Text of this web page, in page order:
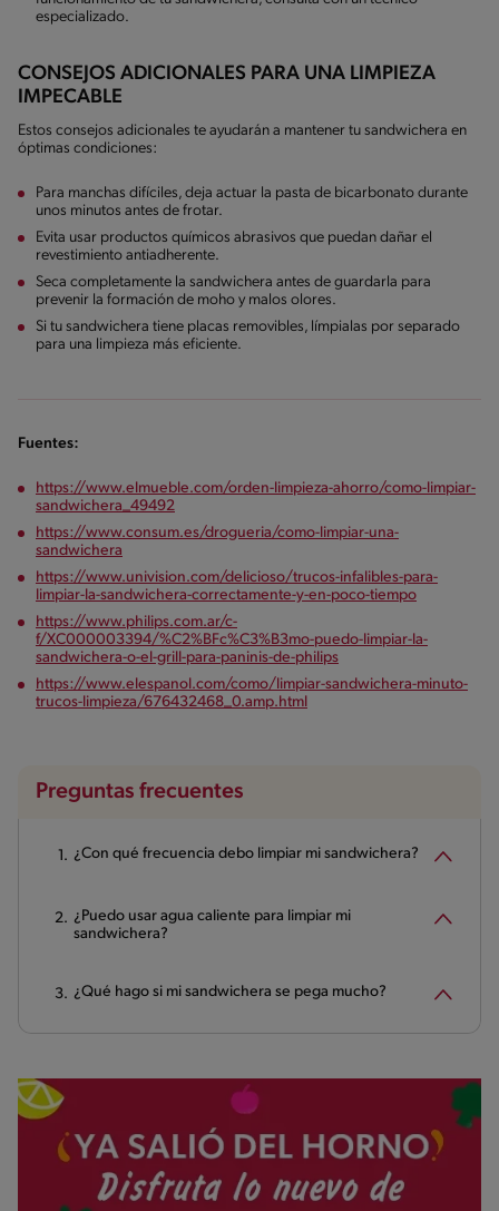
especializado.
CONSEJOS ADICIONALES PARA UNA LIMPIEZA
IMPECABLE
Estos consejos adicionales te ayudarán a mantener tu sandwichera en
óptimas condiciones:
Para manchas difíciles, deja actuar la pasta de bicarbonato durante
unos minutos antes de frotar.
Evita usar productos químicos abrasivos que puedan dañar el
revestimiento antiadherente.
Seca completamente la sandwichera antes de guardarla para
prevenir la formación de moho y malos olores.
Si tu sandwichera tiene placas removibles, límpialas por separado
para una limpieza más eficiente.
Fuentes:
https://www.elmueble.com/orden-limpieza-ahorro/como-limpiar-
sandwichera_49492
https://www.consum.es/drogueria/como-limpiar-una-
sandwichera
https://www.univision.com/delicioso/trucos-infalibles-para-
limpiar-la-sandwichera-correctamente-y-en-poco-tiempo
https://www.philips.com.ar/c-
f/XC000003394/%C2%BFc%C3%B3mo-puedo-limpiar-la-
sandwichera-o-el-grill-para-paninis-de-philips
https://www.elespanol.com/como/limpiar-sandwichera-minuto-
trucos-limpieza/676432468_0.amp.html
Preguntas frecuentes
¿Con qué frecuencia debo limpiar mi sandwichera?
¿Puedo usar agua caliente para limpiar mi
sandwichera?
¿Qué hago si mi sandwichera se pega mucho?